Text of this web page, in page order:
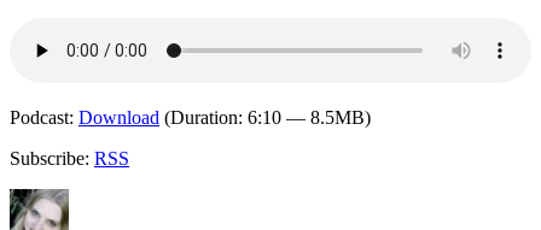
Podcast: Download (Duration: 6:10 — 8.5MB)
Subscribe: RSS
Autor